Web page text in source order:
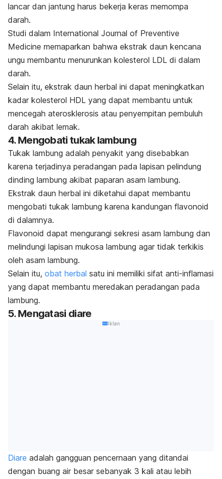
lancar dan jantung harus bekerja keras memompa
darah.
Studi dalam International Journal of Preventive
Medicine memaparkan bahwa ekstrak daun kencana
ungu membantu menurunkan kolesterol LDL di dalam
darah.
Selain itu, ekstrak daun herbal ini dapat meningkatkan
kadar kolesterol HDL yang dapat membantu untuk
mencegah aterosklerosis atau penyempitan pembuluh
darah akibat lemak.
4. Mengobati tukak lambung
Tukak lambung adalah penyakit yang disebabkan
karena terjadinya peradangan pada lapisan pelindung
dinding lambung akibat paparan asam lambung.
Ekstrak daun herbal ini diketahui dapat membantu
mengobati tukak lambung karena kandungan flavonoid
di dalamnya.
Flavonoid dapat mengurangi sekresi asam lambung dan
melindungi lapisan mukosa lambung agar tidak terkikis
oleh asam lambung.
Selain itu, obat herbal satu ini memiliki sifat anti-inflamasi
yang dapat membantu meredakan peradangan pada
lambung.
5. Mengatasi diare
Iklan
Diare adalah gangguan pencernaan yang ditandai
dengan buang air besar sebanyak 3 kali atau lebih